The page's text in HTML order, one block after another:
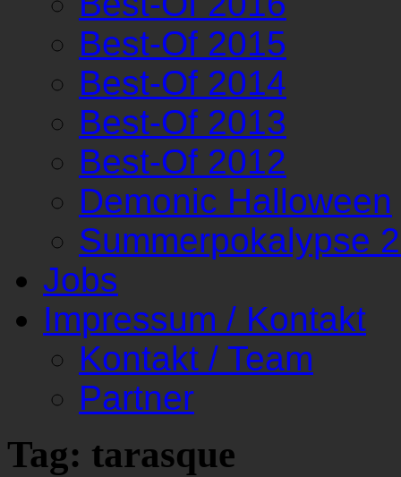
Best-Of 2015
Best-Of 2014
Best-Of 2013
Best-Of 2012
Demonic Halloween
Summerpokalypse
Jobs
Impressum / Kontakt
Kontakt / Team
Partner
Tag: tarasque